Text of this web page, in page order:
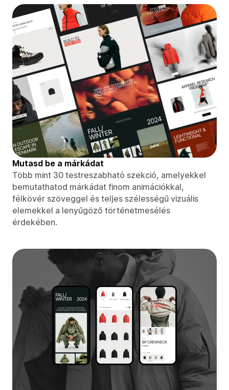
Mutasd be a márkádat
Több mint 30 testreszabható szekció, amelyekkel
bemutathatod márkádat finom animációkkal,
félkövér szöveggel és teljes szélességű vizuális
elemekkel a lenyűgöző történetmesélés
érdekében.